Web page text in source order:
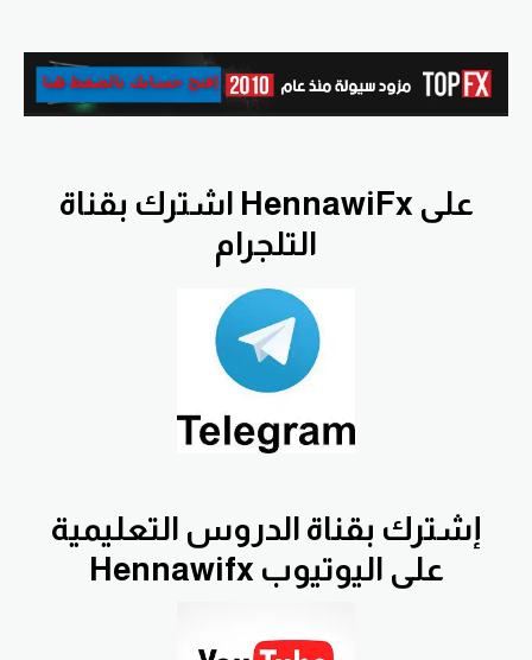
اشترك بقناة HennawiFx على
التلجرام
إشترك بقناة الدروس التعليمية
Hennawifx على اليوتيوب